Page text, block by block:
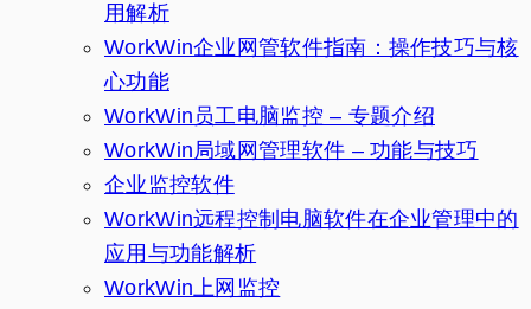
用解析
WorkWin企业网管软件指南：操作技巧与核
心功能
WorkWin员工电脑监控 – 专题介绍
WorkWin局域网管理软件 – 功能与技巧
企业监控软件
WorkWin远程控制电脑软件在企业管理中的
应用与功能解析
WorkWin上网监控